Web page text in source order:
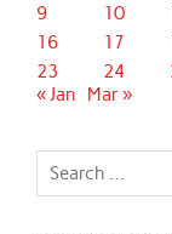
9 10
16
17
23
24
« Jan
Mar »